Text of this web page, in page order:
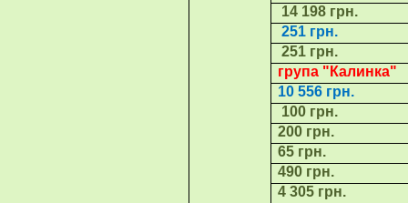
14 198 грн.
251 грн.
251 грн.
група "Калинка"
10 556 грн.
100 грн.
200 грн.
65 грн.
490 грн.
4 305 грн.